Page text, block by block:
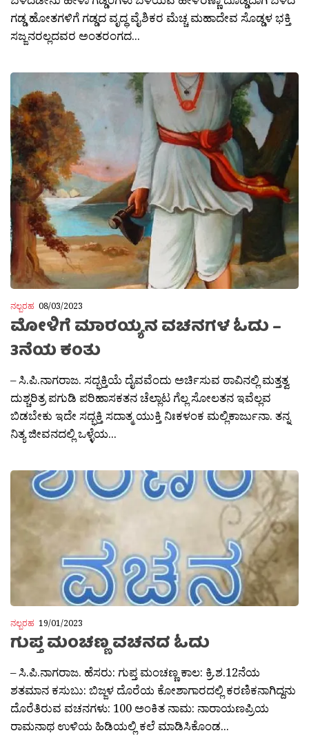
ಗಡ್ಡ ಹೋತಗಳಿಗೆ ಗಡ್ಡದ ವೃದ್ಧ ವೈಶಿಕರ ಮೆಚ್ಚ ಮಹಾದೇವ ಸೊಡ್ಡಳ ಭಕ್ತಿ
ಸಜ್ಜನರಲ್ಲದವರ ಅಂತರಂಗದ...
ನಲ್ಬರಹ 08/03/2023
ಮೋಳಿಗೆ ಮಾರಯ್ಯನ ವಚನಗಳ ಓದು –
3ನೆಯ ಕಂತು
– ಸಿ.ಪಿ.ನಾಗರಾಜ. ಸದ್ಭಕ್ತಿಯೆ ದೈವವೆಂದು ಅರ್ಚಿಸುವ ಠಾವಿನಲ್ಲಿ ಮತ್ತತ್ವ
ದುಶ್ಚರಿತ್ರ ಪಗುಡಿ ಪರಿಹಾಸಕತನ ಚೆಲ್ಲಾಟ ಗೆಲ್ಲ ಸೋಲತನ ಇವೆಲ್ಲವ
ಬಿಡಬೇಕು ಇದೇ ಸದ್ಭಕ್ತಿ ಸದಾತ್ಮ ಯುಕ್ತಿ ನಿಃಕಳಂಕ ಮಲ್ಲಿಕಾರ್ಜುನಾ. ತನ್ನ
ನಿತ್ಯ ಜೀವನದಲ್ಲಿ ಒಳ್ಳೆಯ...
ನಲ್ಬರಹ 19/01/2023
ಗುಪ್ತ ಮಂಚಣ್ಣ ವಚನದ ಓದು
– ಸಿ.ಪಿ.ನಾಗರಾಜ. ಹೆಸರು: ಗುಪ್ತ ಮಂಚಣ್ಣ ಕಾಲ: ಕ್ರಿ.ಶ.12ನೆಯ
ಶತಮಾನ ಕಸುಬು: ಬಿಜ್ಜಳ ದೊರೆಯ ಕೋಶಾಗಾರದಲ್ಲಿ ಕರಣಿಕನಾಗಿದ್ದನು
ದೊರೆತಿರುವ ವಚನಗಳು: 100 ಅಂಕಿತ ನಾಮ: ನಾರಾಯಣಪ್ರಿಯ
ರಾಮನಾಥ ಉಳಿಯ ಹಿಡಿಯಲ್ಲಿ ಕಲೆ ಮಾಡಿಸಿಕೊಂಡ...